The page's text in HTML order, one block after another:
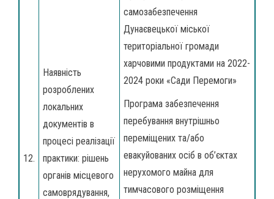
12.
Наявність
розроблених
локальних
документів в
процесі реалізації
практики: рішень
органів місцевого
самоврядування,
самозабезпечення
Дунаєвецької міської
територіальної громади
харчовими продуктами на 2022-
2024 роки «Сади Перемоги»
Програма забезпечення
перебування внутрішньо
переміщених та/або
евакуйованих осіб в об’єктах
нерухомого майна для
тимчасового розміщення